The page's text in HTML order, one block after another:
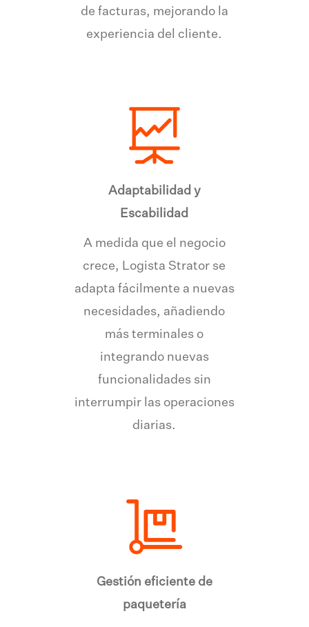
de facturas, mejorando la
experiencia del cliente.
Adaptabilidad y
Escabilidad
A medida que el negocio
crece, Logista Strator se
adapta fácilmente a nuevas
necesidades, añadiendo
más terminales o
integrando nuevas
funcionalidades sin
interrumpir las operaciones
diarias.
Gestión eficiente de
paquetería